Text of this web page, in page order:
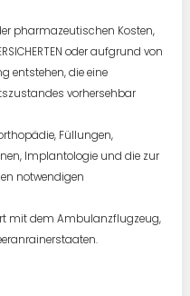
pharmazeutischen Kosten,
oder aufgrund von
entstehen, die eine
vorhersehbar
Füllungen,
Implantologie und die zur
notwendigen
mit dem Ambulanzflugzeug,